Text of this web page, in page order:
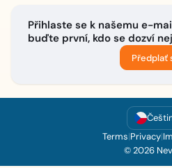
Přihlaste se k našemu e-
buďte první, kdo se dozví
Předplať
Terms|Privacy|
© 2026